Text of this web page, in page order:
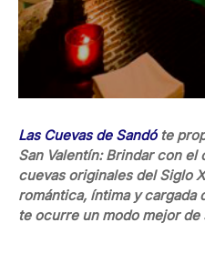
Las Cuevas de Sandóte
San Valentín: Brindar con
cuevas originales del Siglo
romántica, íntima y cargada
te ocurre un modo mejor